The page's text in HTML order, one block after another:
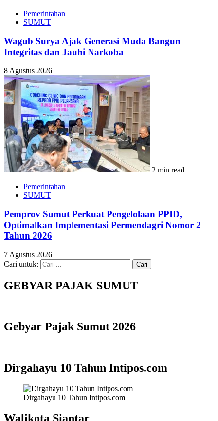
Pemerintahan
SUMUT
Wagub Surya Ajak Generasi Muda Bangun
Integritas dan Jauhi Narkoba
8 Agustus 2026
2 min read
Pemerintahan
SUMUT
Pemprov Sumut Perkuat Pengelolaan PPID,
Optimalkan Implementasi Permendagri Nomor 2
Tahun 2026
7 Agustus 2026
Cari untuk:
GEBYAR PAJAK SUMUT
Gebyar Pajak Sumut 2026
Dirgahayu 10 Tahun Intipos.com
Dirgahayu 10 Tahun Intipos.com
Walikota Siantar